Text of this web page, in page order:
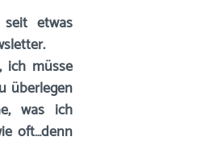
etwas
ich müsse
überlegen
was ich
oft…denn